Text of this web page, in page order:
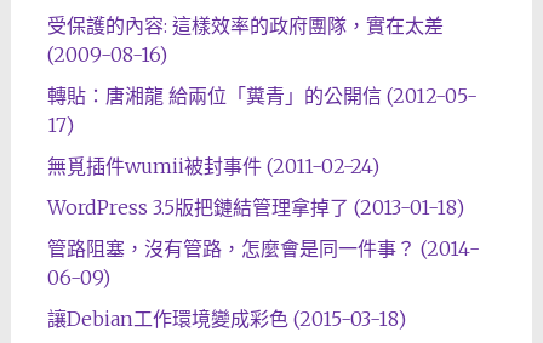
受保護的內容: 這樣效率的政府團隊，實在太差
(2009-08-16)
轉貼：唐湘龍 給兩位「糞青」的公開信 (2012-05-
17)
無覓插件wumii被封事件 (2011-02-24)
WordPress 3.5版把鏈結管理拿掉了 (2013-01-18)
管路阻塞，沒有管路，怎麼會是同一件事？ (2014-
06-09)
讓Debian工作環境變成彩色 (2015-03-18)